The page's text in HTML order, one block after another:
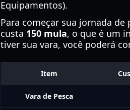
Equipamentos).
Para começar sua jornada de
custa 150 mula, o que é um
tiver sua vara, você poderá
Item
Vara de Pesca